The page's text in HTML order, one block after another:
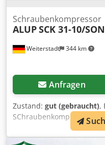
Weiterstadt 344 km
Schraubenkompressor
ALUPSCK 31-10/SON
Anfragen
Zustand: gut (gebraucht),
SChraubenkompressor
Volumenstrom10 Bar
und Kessel